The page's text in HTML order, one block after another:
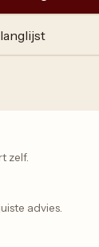
zelf.
advies.